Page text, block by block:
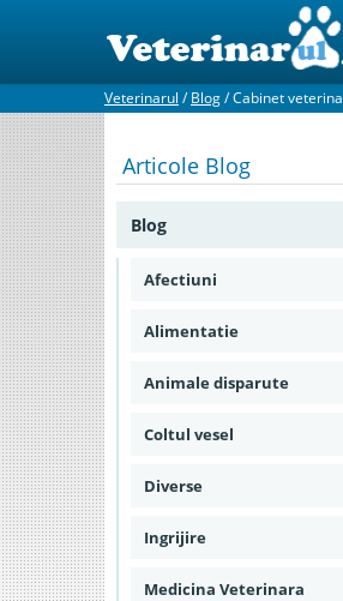
Veterinarul /Blog/Cabinet
Articole Blog
Blog
Afectiuni
Alimentatie
Animale disparute
Coltul vesel
Diverse
Ingrijire
Medicina Veterinara